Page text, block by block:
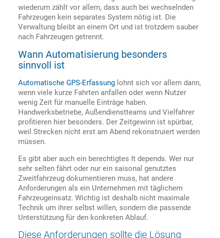
wiederum zählt vor allem, dass auch bei wechselnden
Fahrzeugen kein separates System nötig ist. Die
Verwaltung bleibt an einem Ort und ist trotzdem sauber
nach Fahrzeugen getrennt.
Wann Automatisierung besonders
sinnvoll ist
Automatische GPS-Erfassung lohnt sich vor allem dann,
wenn viele kurze Fahrten anfallen oder wenn Nutzer
wenig Zeit für manuelle Einträge haben.
Handwerksbetriebe, Außendienstteams und Vielfahrer
profitieren hier besonders. Der Zeitgewinn ist spürbar,
weil Strecken nicht erst am Abend rekonstruiert werden
müssen.
Es gibt aber auch ein berechtigtes It depends. Wer nur
sehr selten fährt oder nur ein saisonal genutztes
Zweitfahrzeug dokumentieren muss, hat andere
Anforderungen als ein Unternehmen mit täglichem
Fahrzeugeinsatz. Wichtig ist deshalb nicht maximale
Technik um ihrer selbst willen, sondern die passende
Unterstützung für den konkreten Ablauf.
Diese Anforderungen sollte die Lösung